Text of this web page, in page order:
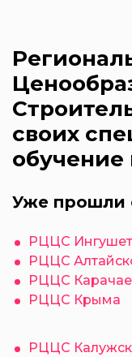
своих
Уже прошли
РЦЦС
РЦЦС
РЦЦС
РЦЦС Крыма
РЦЦС